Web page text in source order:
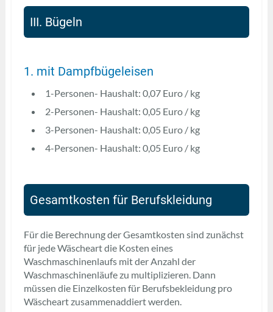
III. Bügeln
1. mit Dampfbügeleisen
1-Personen- Haushalt: 0,07 Euro / kg
2-Personen- Haushalt: 0,05 Euro / kg
3-Personen- Haushalt: 0,05 Euro / kg
4-Personen- Haushalt: 0,05 Euro / kg
Gesamtkosten für Berufskleidung
Für die Berechnung der Gesamtkosten sind zunächst
für jede Wäscheart die Kosten eines
Waschmaschinenlaufs mit der Anzahl der
Waschmaschinenläufe zu multiplizieren. Dann
müssen die Einzelkosten für Berufsbekleidung pro
Wäscheart zusammenaddiert werden.